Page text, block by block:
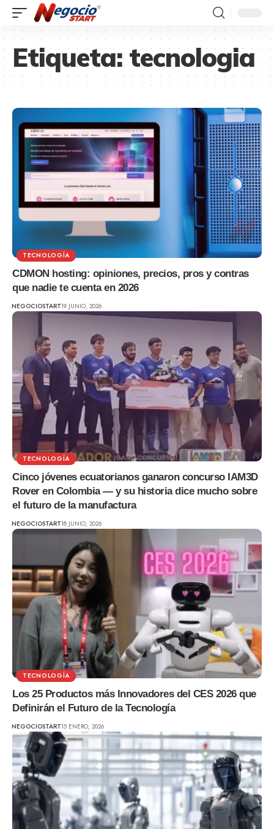
Etiqueta:tecnologia
TECNOLOGÍA
CDMON hosting: opiniones, precios, pros y contras
que nadie te cuenta en 2026
NEGOCIOSTART19 JUNIO, 2026
TECNOLOGÍA
Cinco jóvenes ecuatorianos ganaron concurso IAM3D
Rover en Colombia — y su historia dice mucho sobre
el futuro de la manufactura
NEGOCIOSTART18 JUNIO, 2026
TECNOLOGÍA
Los 25 Productos más Innovadores del CES 2026 que
Definirán el Futuro de la Tecnología
NEGOCIOSTART15 ENERO, 2026